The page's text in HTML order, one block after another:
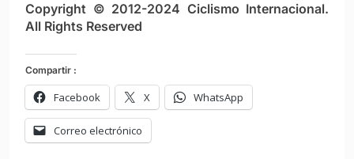
Copyright © 2012-2024 Ciclismo Internacional.
All Rights Reserved
Compartir :
Facebook X WhatsApp
Correo electrónico